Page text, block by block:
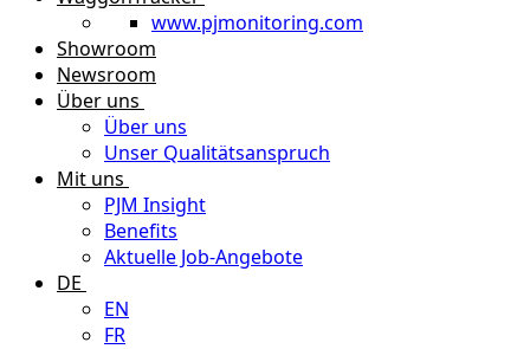
www.pjmonitoring.com
Showroom
Newsroom
Über uns
Über uns
Unser Qualitätsanspruch
Mit uns
PJM Insight
Benefits
Aktuelle Job-Angebote
DE
EN
FR